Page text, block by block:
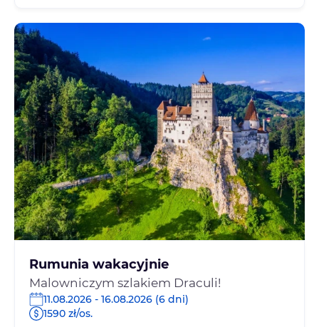
Rumunia wakacyjnie
Malowniczym szlakiem Draculi!
11.08.2026 - 16.08.2026 (6 dni)
1590 zł/os.